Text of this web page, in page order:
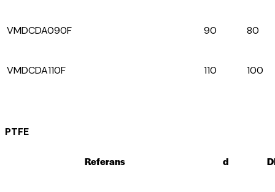
VMDCDA090F 90 80
VMDCDA110F 110 100
PTFE
Referans d